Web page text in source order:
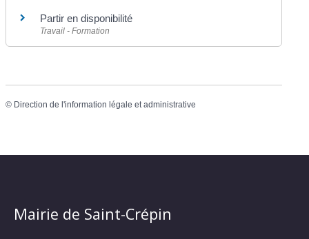
Partir en disponibilité
Travail - Formation
© Direction de l'information légale et administrative
Mairie de Saint-Crépin